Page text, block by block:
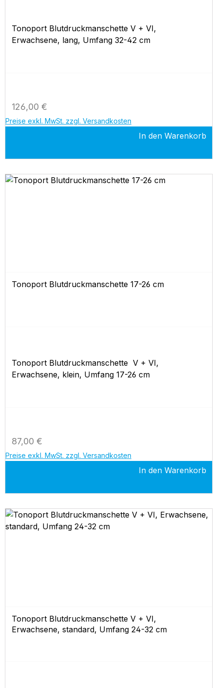
Tonoport Blutdruckmanschette V + VI,
Erwachsene, lang, Umfang 32-42 cm
Regulärer Preis:
126,00 €
Preise exkl. MwSt. zzgl. Versandkosten
In den Warenkorb
Tonoport Blutdruckmanschette 17-26 cm
Tonoport Blutdruckmanschette V + VI,
Erwachsene, klein, Umfang 17-26 cm
Regulärer Preis:
87,00 €
Preise exkl. MwSt. zzgl. Versandkosten
In den Warenkorb
Tonoport Blutdruckmanschette V + VI,
Erwachsene, standard, Umfang 24-32 cm